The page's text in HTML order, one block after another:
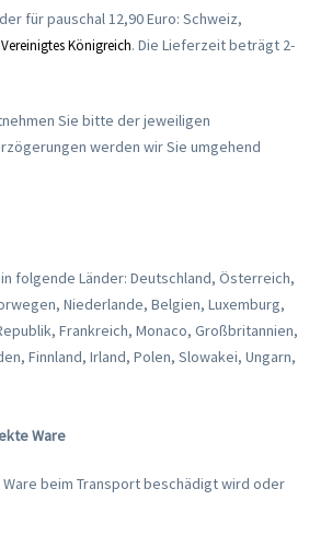
für pauschal 12,90 Euro: Schweiz,
Vereinigtes Königreich. Die Lieferzeit beträgt 2-
Sie bitte der jeweiligen
werden wir Sie umgehend
folgende Länder: Deutschland, Österreich,
Niederlande, Belgien, Luxemburg,
Frankreich, Monaco, Großbritannien,
Finnland, Irland, Polen, Slowakei, Ungarn,
Ware
beim Transport beschädigt wird oder